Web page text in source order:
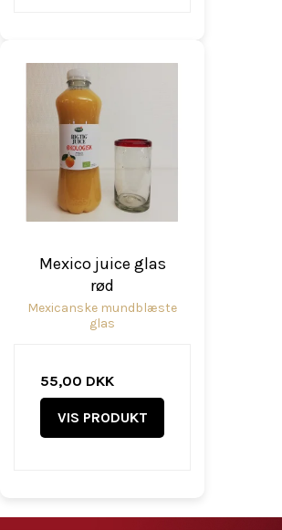
Mexico juice glas
rød
Mexicanske mundblæste
glas
55,00 DKK
VIS PRODUKT